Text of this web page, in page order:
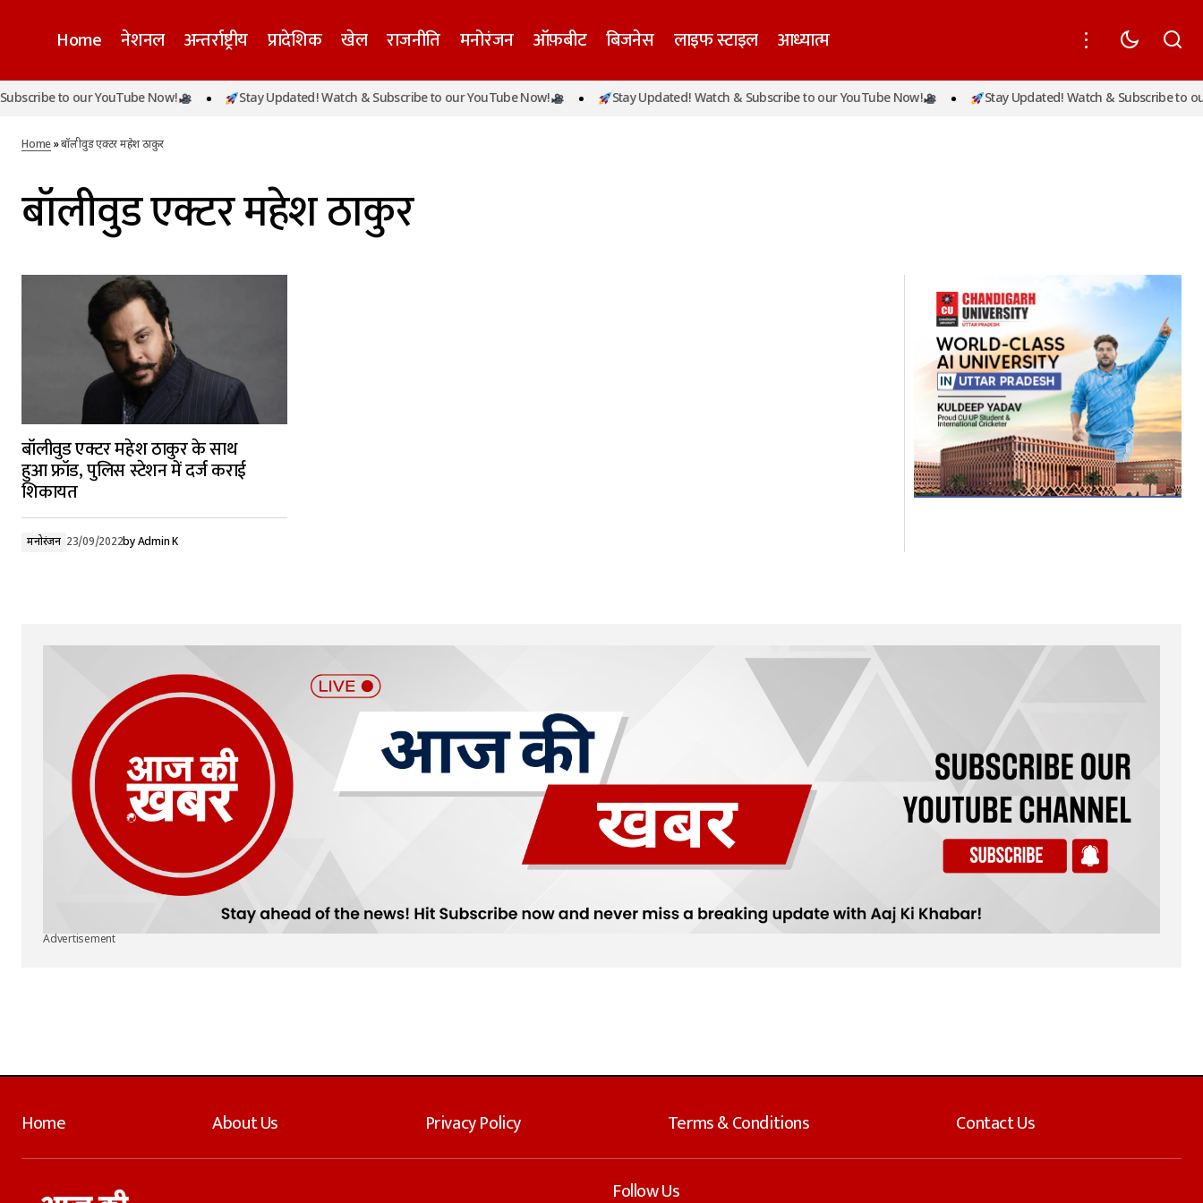
Home नेशनल अन्तर्राष्ट्रीय प्रादेशिक खेल राजनीति मनोरंजन ऑफ़बीट बिजनेस लाइफ स्टाइल आध्यात्म
to our YouTube Now! Stay Updated! Watch & Subscribe to our YouTube Now! Stay Updated! Watch & Subscribe to our YouTube Now! Stay Updated! Watch & Subscribe to our
Home»बॉलीवुड एक्टर महेश ठाकुर
बॉलीवुड एक्टर महेश ठाकुर
बॉलीवुड एक्टर महेश ठाकुर के साथ
हुआ फ्रॉड, पुलिस स्टेशन में दर्ज कराई
शिकायत
मनोरंजन 23/09/2022byAdmin K
Advertisement
Home About Us Privacy Policy Terms & Conditions Contact Us
Follow Us